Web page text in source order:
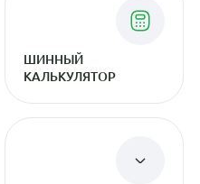
ШИННЫЙ
КАЛЬКУЛЯТОР